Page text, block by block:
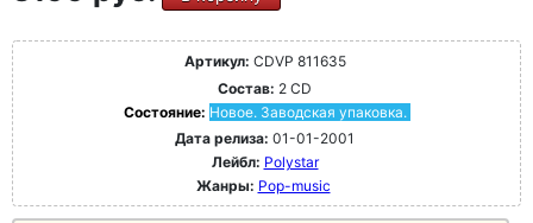
Артикул: CDVP 811635
Состав: 2 CD
Состояние: Новое. Заводская упаковка.
Дата релиза: 01-01-2001
Лейбл: Polystar
Жанры: Pop-music